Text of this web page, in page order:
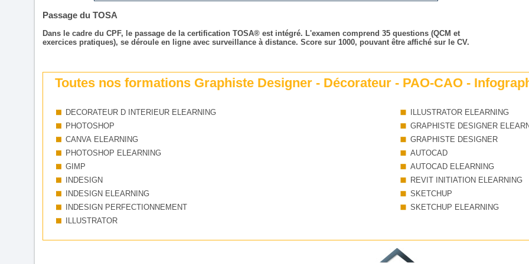
Passage du TOSA
Dans le cadre du CPF, le passage de la certification TOSA® est intégré. L'examen comprend 35 questions (QCM et
exercices pratiques), se déroule en ligne avec surveillance à distance. Score sur 1000, pouvant être affiché sur le CV.
Toutes nos formations Graphiste Designer - Décorateur - PAO-CAO -
DECORATEUR D INTERIEUR ELEARNING
PHOTOSHOP
CANVA ELEARNING
PHOTOSHOP ELEARNING
GIMP
INDESIGN
INDESIGN ELEARNING
INDESIGN PERFECTIONNEMENT
ILLUSTRATOR
ILLUSTRATOR ELEARNING
GRAPHISTE DESIGNER
GRAPHISTE DESIGNER
AUTOCAD
AUTOCAD ELEARNING
REVIT INITIATION ELEARNING
SKETCHUP
SKETCHUP ELEARNING